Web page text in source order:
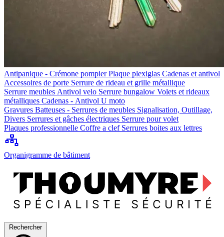
Antipanique - Crémone pompierPlaque plexiglas Cadenas et antivol
Accessoires de porte Serrure de rideau et grille métallique
Serrure meubles Antivol velo Serrure bungalow Volets et rideaux
métalliques Cadenas - Antivol U moto
Gravures Batteuses - Serrures de meubles Signalisation, Outillage,
Divers Serrures et gâches électriques Serrure pour volet
Plaques professionnelle Coffre a clef Serrures boites aux lettres
Organigramme de bâtiment
Rechercher